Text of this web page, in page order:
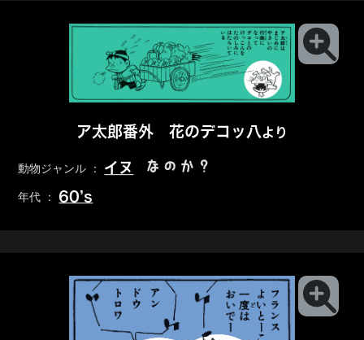
ア太郎番外 花のデコッ八より
動物ジャンル ： イヌ なのか？
年代 ： 60’s